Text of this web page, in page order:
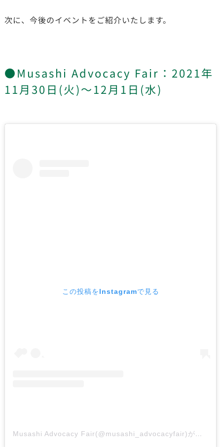
次に、今後のイベントをご紹介いたします。
●Musashi Advocacy Fair：2021年
11月30日(火)～12月1日(水)
この投稿をInstagramで見る
Musashi Advocacy Fair(@musashi_advocacyfair)がシェアした投稿